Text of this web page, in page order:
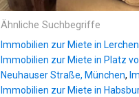
Ähnliche Suchbegriffe
Immobilien zur Miete in
Immobilien zur Miete in Platz
Neuhauser Straße, München,
Immobilien zur Miete in